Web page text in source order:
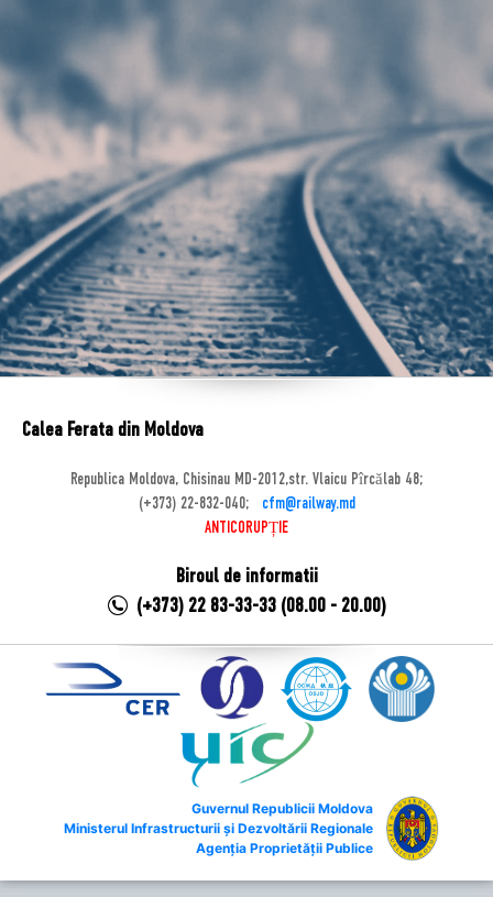
Calea Ferata din Moldova
Republica Moldova, Chisinau MD-2012,str. Vlaicu Pîrcălab 48;
(+373) 22-832-040;
cfm@railway.md
ANTICORUPȚIE
Biroul de informatii
(+373) 22 83-33-33 (08.00 - 20.00)
Guvernul Republicii Moldova
Ministerul Infrastructurii și Dezvoltării Regionale
Agenția Proprietății Publice